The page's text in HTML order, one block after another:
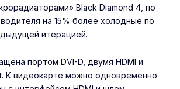
Black Diamond 4, по
на 15% более холодные по
итерацией.
портом DVI-D, двумя HDMI и
К видеокарте можно одновременно